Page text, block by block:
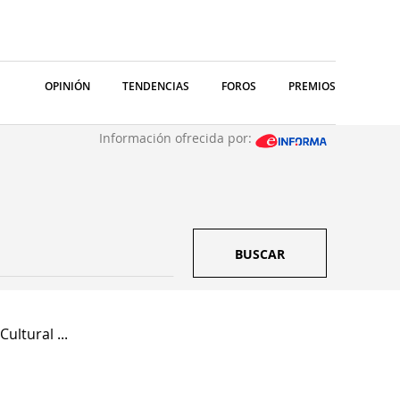
OPINIÓN TENDENCIAS FOROS PREMIOS
Información ofrecida por:
BUSCAR
...